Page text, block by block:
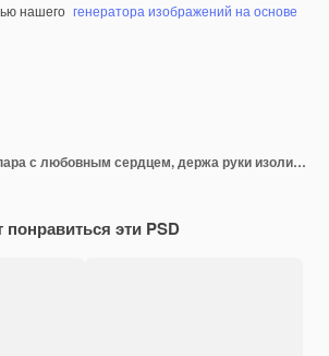
нашего генератора изображений на основе
влюбленная пара с любовным сердцем, держа руки изолированными на прозрачном фоне
эти PSD